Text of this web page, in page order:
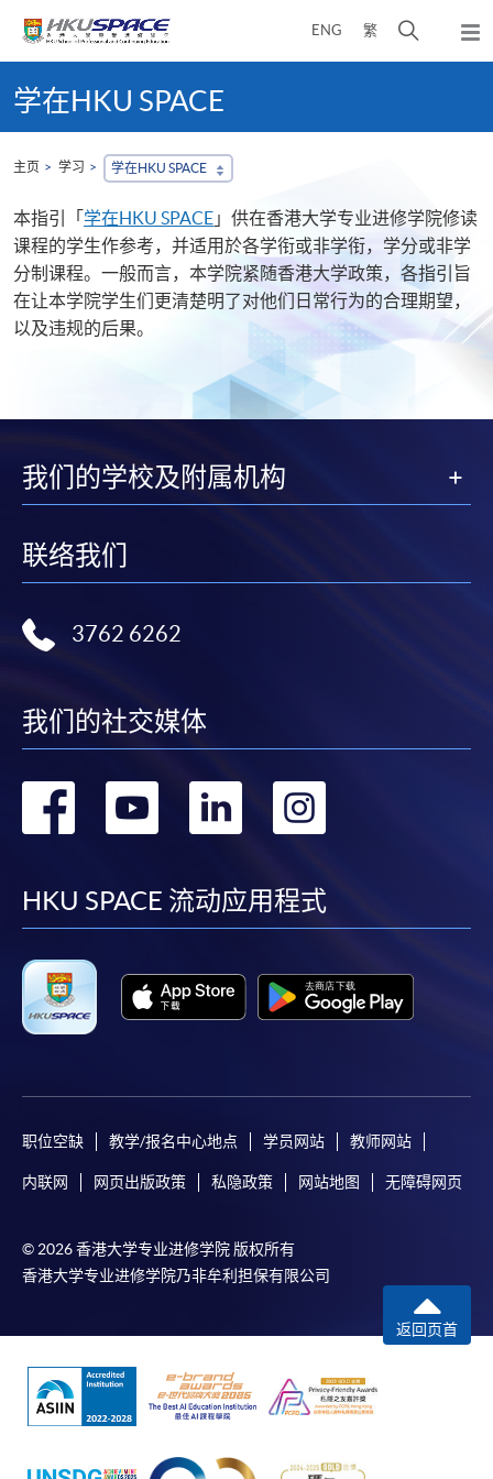
ENG 繁
开
弹
出
单
content
start学在HKU SPACE
主页 学习 学在HKU SPACE
本指引「 学在HKU SPACE 」供在香港大学专业进修学院修读
课程的学生作参考，并适用於各学衔或非学衔，学分或非学
分制课程。一般而言，本学院紧随香港大学政策，各指引旨
在让本学院学生们更清楚明了对他们日常行为的合理期望，
以及违规的后果。
我们的学校及附属机构
联络我们
3762 6262
我们的社交媒体
转
facebook
转
youtube
转
linkedin
转
HKU SPACE 流动应用程式
职位空缺 教学/报名中心地点 学员网站 教师网站
内联网 网页出版政策 私隐政策 网站地图 无障碍网页
© 2026 香港大学专业进修学院 版权所有
香港大学专业进修学院乃非牟利担保有限公司
返回页首